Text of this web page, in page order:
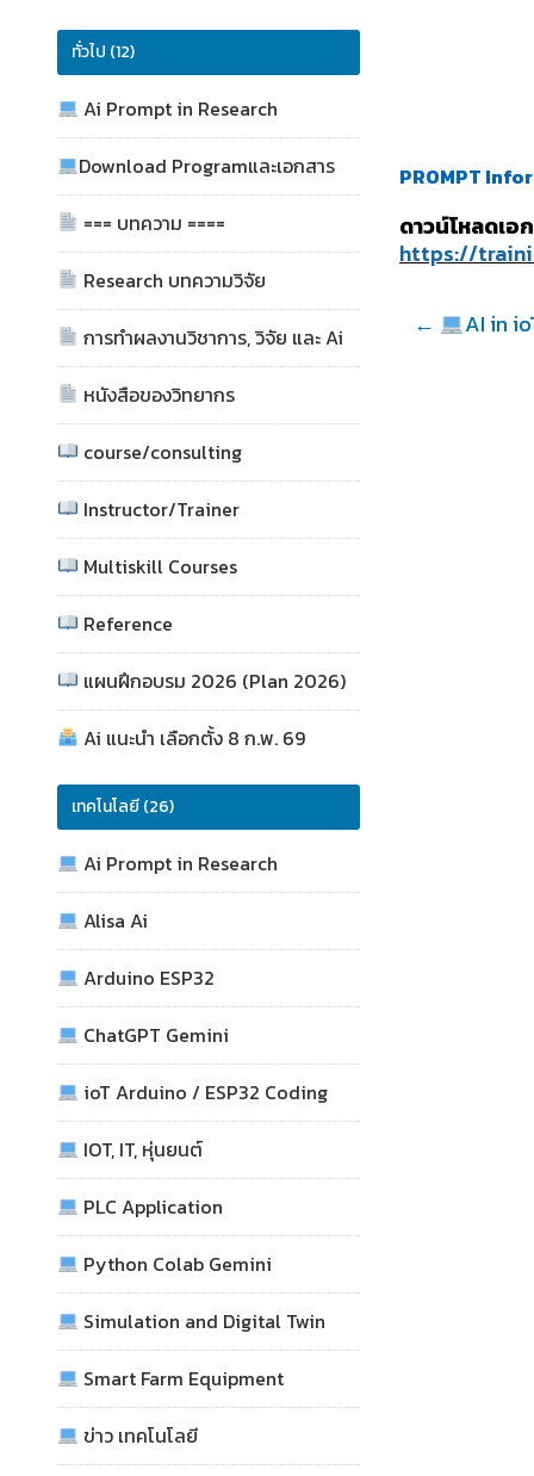
ทั่วไป (12)
Ai Prompt in Research
Download Programและเอกสาร
=== บทความ ====
Research บทความวิจัย
การทำผลงานวิชาการ, วิจัย และ Ai
หนังสือของวิทยากร
course/consulting
Instructor/Trainer
Multiskill Courses
Reference
แผนฝึกอบรม 2026 (Plan 2026)
Ai แนะนำ เลือกตั้ง 8 ก.พ. 69
เทคโนโลยี (26)
Ai Prompt in Research
Alisa Ai
Arduino ESP32
ChatGPT Gemini
ioT Arduino / ESP32 Coding
IOT, IT, หุ่นยนต์
PLC Application
Python Colab Gemini
Simulation and Digital Twin
Smart Farm Equipment
ข่าว เทคโนโลยี
PROMPT
ดาวน์โหลดเอ
https://
← AI in